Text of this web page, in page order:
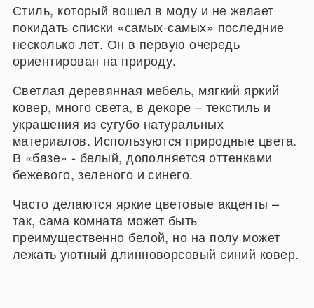
Стиль, который вошел в моду и не желает
покидать списки «самых-самых» последние
несколько лет. Он в первую очередь
ориентирован на природу.
Светлая деревянная мебель, мягкий яркий
ковер, много света, в декоре – текстиль и
украшения из сугубо натуральных
материалов. Используются природные цвета.
В «базе» - белый, дополняется оттенками
бежевого, зеленого и синего.
Часто делаются яркие цветовые акценты –
так, сама комната может быть
преимущественно белой, но на полу может
лежать уютный длинноворсовый синий ковер.